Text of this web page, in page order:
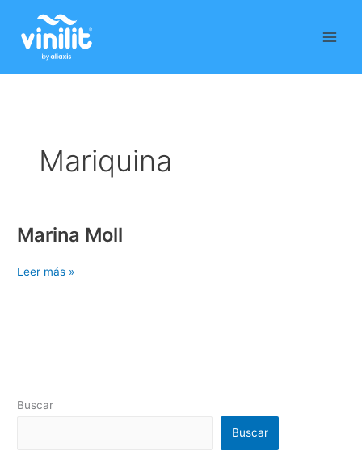
contenido
Mariquina
Marina Moll
Marina
Leer más »
Buscar
Buscar